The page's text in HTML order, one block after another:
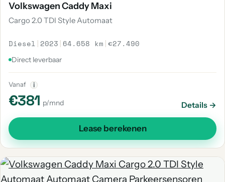
Volkswagen Caddy Maxi
Cargo 2.0 TDI Style Automaat
Diesel | 2023 | 64.658 km |€27.490
Direct leverbaar
Vanaf i
€381 p/mnd Details →
Lease berekenen